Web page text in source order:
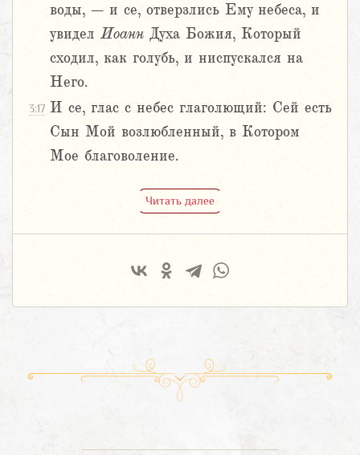
воды, – и се, отверзлись Ему небеса, и
увиделИоанн Духа Божия, Который
сходил, как голубь, и ниспускался на
Него.
3:17 И се, глас с небес глаголющий: Сей есть
Сын Мой возлюбленный, в Котором
Мое благоволение.
Читать далее